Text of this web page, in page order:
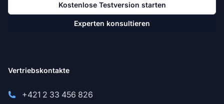
Kostenlose Testversion starten
Experten konsultieren
Vertriebskontakte
+421 2 33 456 826